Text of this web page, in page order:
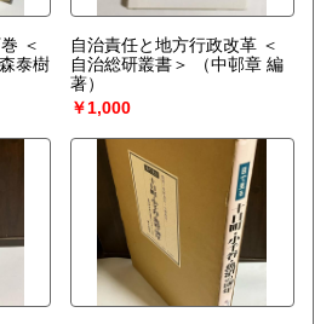
＜
森泰樹
自治責任と地方行政改革 ＜
自治総研叢書＞
（中邨章 編
著）
￥1,000